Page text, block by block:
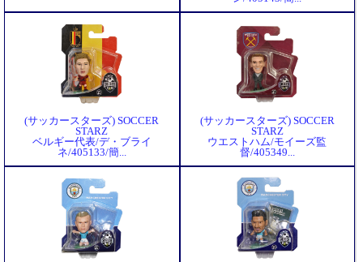
(サッカースターズ) SOCCER
STARZ
ベルギー代表/デ・ブライ
ネ/405133/簡...
(サッカースターズ) SOCCER
STARZ
ウエストハム/モイーズ監
督/405349...